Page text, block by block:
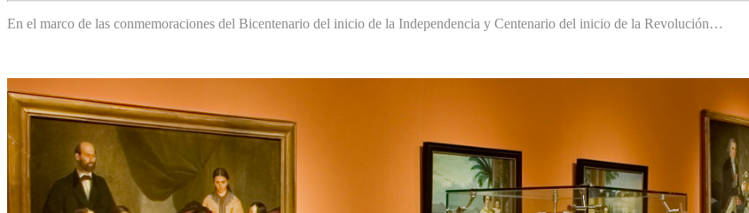
En el marco de las conmemoraciones del Bicentenario del inicio de la Independencia y Centenario del inicio de la Revolución…